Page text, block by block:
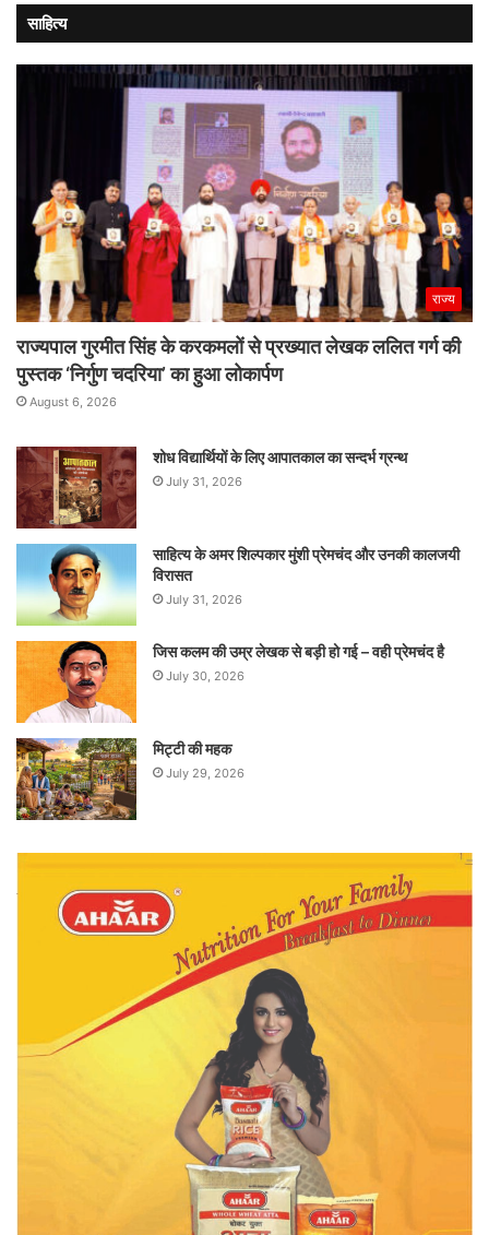
साहित्य
राज्य
राज्यपाल गुरमीत सिंह के करकमलों से प्रख्यात लेखक ललित गर्ग की
पुस्तक ‘निर्गुण चदरिया’ का हुआ लोकार्पण
August 6, 2026
शोध विद्यार्थियों के लिए आपातकाल का सन्दर्भ ग्रन्थ
July 31, 2026
साहित्य के अमर शिल्पकार मुंशी प्रेमचंद और उनकी कालजयी
विरासत
July 31, 2026
जिस कलम की उम्र लेखक से बड़ी हो गई – वही प्रेमचंद है
July 30, 2026
मिट्टी की महक
July 29, 2026